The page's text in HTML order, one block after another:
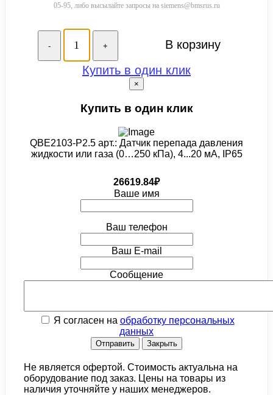
05-95, либо высылайте запросы на siemens@bmsrus.ru
- +
В корзину
Купить в один клик
×
Купить в один клик
QBE2103-P2.5 арт.: Датчик перепада давления
жидкости или газа (0…250 кПа), 4...20 мА, IP65
26619.84₽
Ваше имя
Ваш телефон
Ваш E-mail
Сообщение
Я согласен на обработку персональных
данных
Отправить Закрыть
Не является офертой. Стоимость актуальна на
оборудование под заказ. Цены на товары из
наличия уточняйте у наших менеджеров.